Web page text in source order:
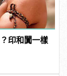
印和闐一樣